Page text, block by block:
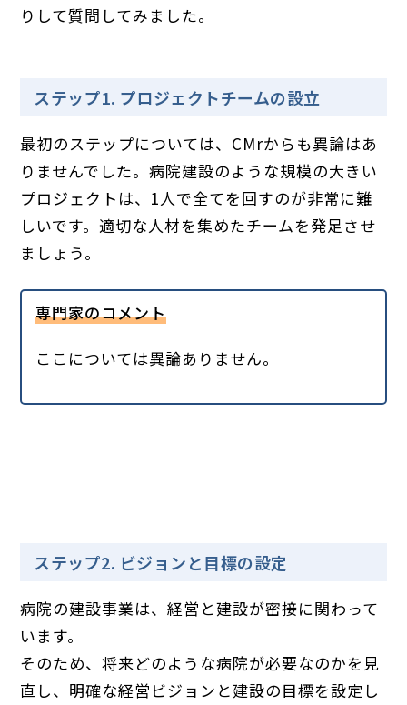
りして質問してみました。
ステップ1. プロジェクトチームの設立
最初のステップについては、CMrからも異論はあ
りませんでした。病院建設のような規模の大きい
プロジェクトは、1人で全てを回すのが非常に難
しいです。適切な人材を集めたチームを発足させ
ましょう。
専門家のコメント
ここについては異論ありません。
ステップ2. ビジョンと目標の設定
病院の建設事業は、経営と建設が密接に関わって
います。
そのため、将来どのような病院が必要なのかを見
直し、明確な経営ビジョンと建設の目標を設定し